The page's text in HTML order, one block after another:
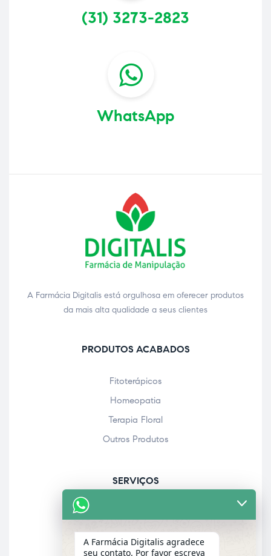
(31) 3273-2823
WhatsApp
A Farmácia Digitalis está orgulhosa em oferecer produtos
da mais alta qualidade a seus clientes
PRODUTOS ACABADOS
Fitoterápicos
Homeopatia
Terapia Floral
Outros Produtos
SERVIÇOS
Acolhimento farmacêutico
Assistência personalizada
Check-up
A Farmácia Digitalis agradece
seu contato. Por favor escreva